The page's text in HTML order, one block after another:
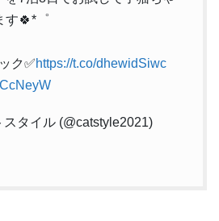
す🍀*゜
ク✅https://t.co/dhewidSiwc
タイル (@catstyle2021)